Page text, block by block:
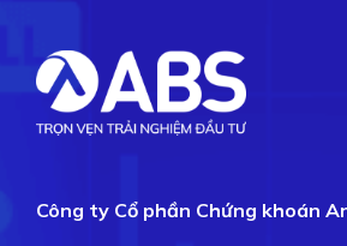
Công ty Cổ phần Chứng khoán